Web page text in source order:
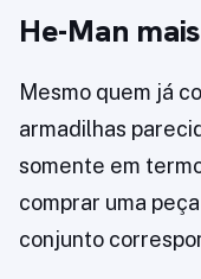
He-Man
Mesmo quem já
armadilhas
somente em
comprar uma
conjunto